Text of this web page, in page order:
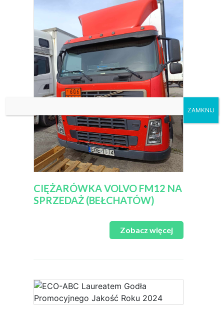
CIĘŻARÓWKA VOLVO FM12 NA
SPRZEDAŻ (BEŁCHATÓW)
Zobacz więcej
ZAMKNIJ